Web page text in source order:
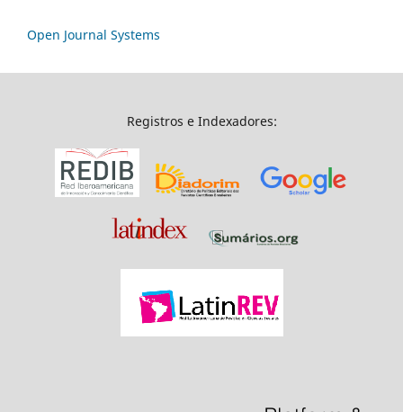
Open Journal Systems
Registros e Indexadores: